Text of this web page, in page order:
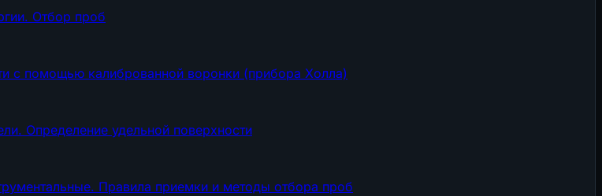
Отбор проб
с помощью калиброванной воронки (прибора Холла)
Определение удельной поверхности
Правила приемки и методы отбора проб